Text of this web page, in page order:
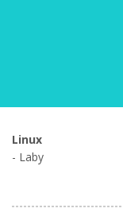
Linux
- Laby